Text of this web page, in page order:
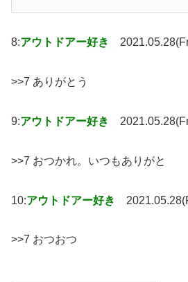
8:アウトドアー好き
>>7 ありがとう
9:アウトドアー好き
>>7 おつかれ。いつもありがと
10:アウトドアー好き
>>7 おつおつ